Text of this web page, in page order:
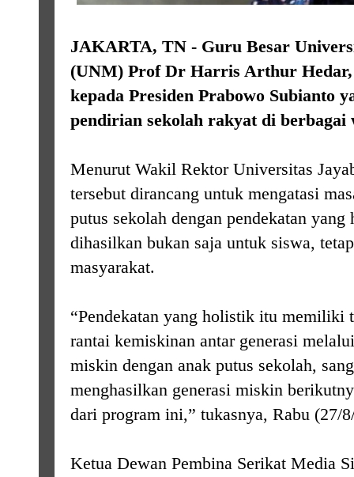
JAKARTA, TN - Guru Besar
(UNM) Prof Dr Harris Arthur
kepada Presiden Prabowo Subianto
pendirian sekolah rakyat di berbagai
Menurut Wakil Rektor Universitas
tersebut dirancang untuk mengatasi
putus sekolah dengan pendekatan
dihasilkan bukan saja untuk siswa,
masyarakat.
“Pendekatan yang holistik itu memiliki
rantai kemiskinan antar generasi
miskin dengan anak putus sekolah,
menghasilkan generasi miskin
dari program ini,” tukasnya, Rabu (27/
Ketua Dewan Pembina Serikat Media